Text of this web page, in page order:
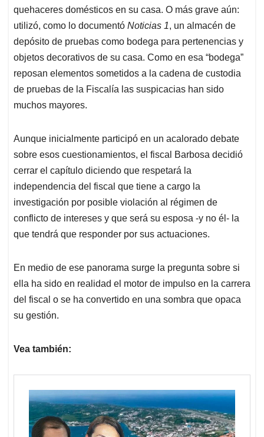
quehaceres domésticos en su casa. O más grave aún:
utilizó, como lo documentó Noticias 1, un almacén de
depósito de pruebas como bodega para pertenencias y
objetos decorativos de su casa. Como en esa “bodega”
reposan elementos sometidos a la cadena de custodia
de pruebas de la Fiscalía las suspicacias han sido
muchos mayores.
Aunque inicialmente participó en un acalorado debate
sobre esos cuestionamientos, el fiscal Barbosa decidió
cerrar el capítulo diciendo que respetará la
independencia del fiscal que tiene a cargo la
investigación por posible violación al régimen de
conflicto de intereses y que será su esposa -y no él- la
que tendrá que responder por sus actuaciones.
En medio de ese panorama surge la pregunta sobre si
ella ha sido en realidad el motor de impulso en la carrera
del fiscal o se ha convertido en una sombra que opaca
su gestión.
Vea también: